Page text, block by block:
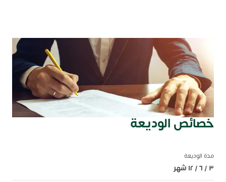
خصائص الوديعة
مدة الوديعة
٣ / ٦ / ١٢ شهر